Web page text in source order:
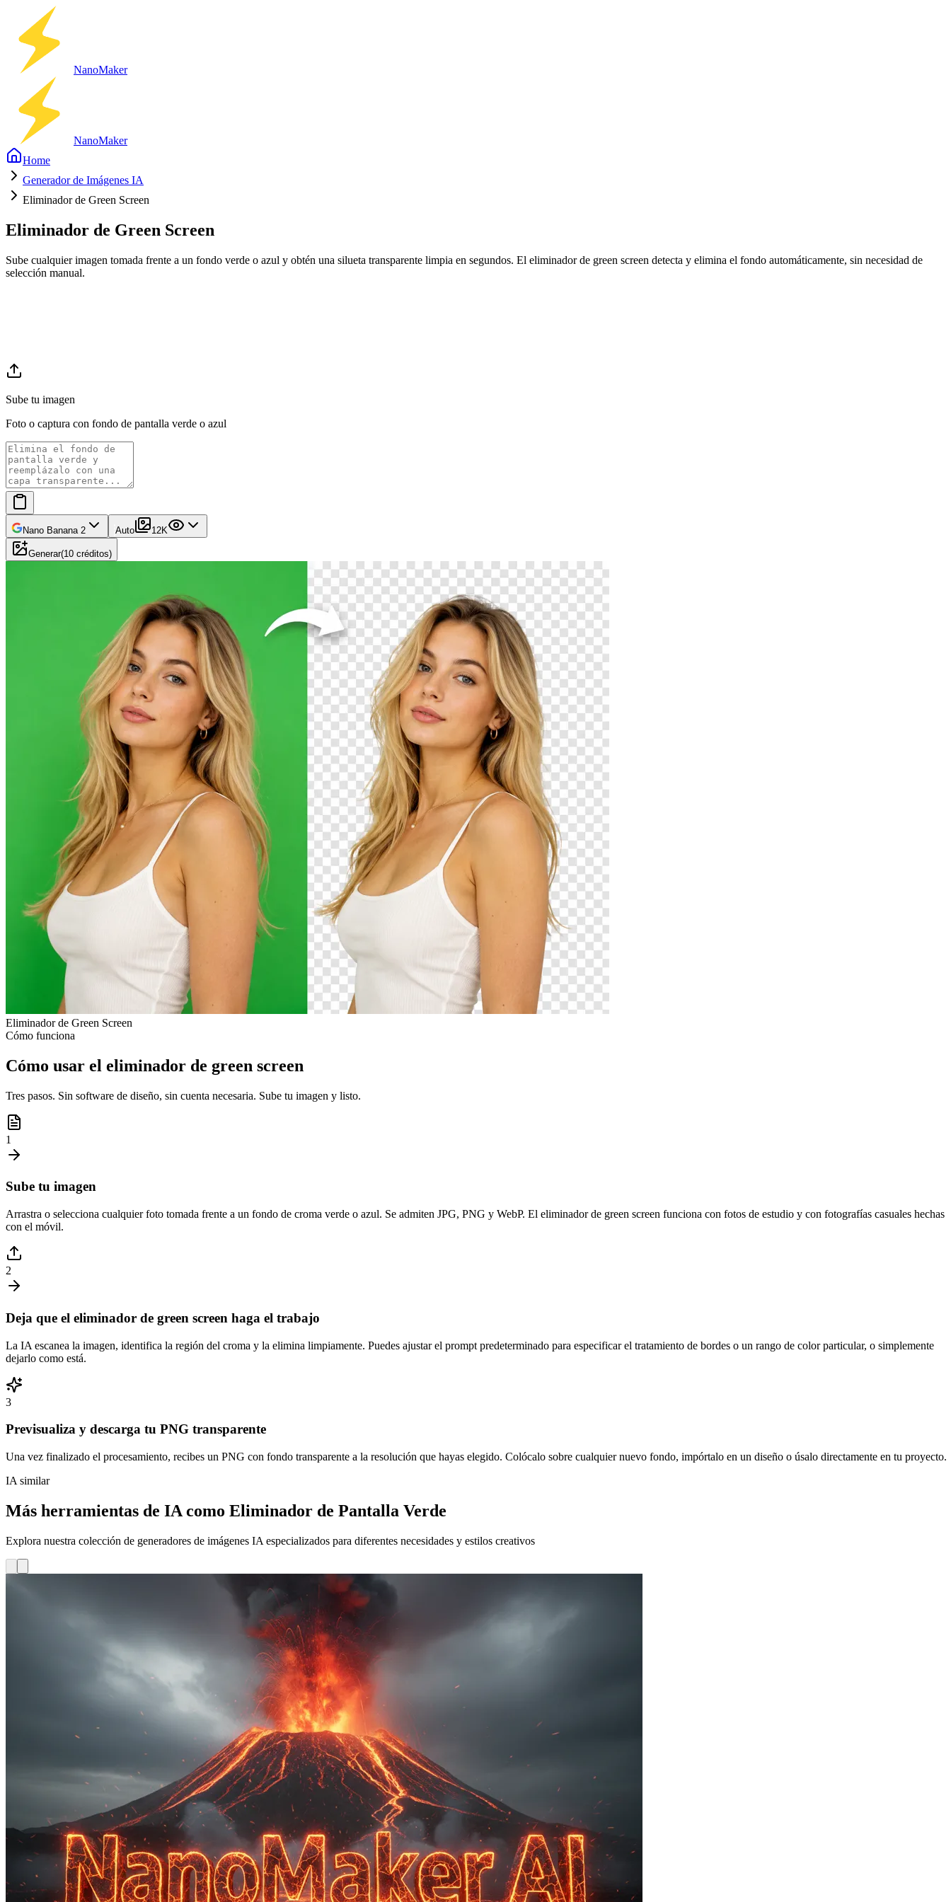
NanoMaker
NanoMaker
Home
Generador de Imágenes IA
Eliminador de Green Screen
Eliminador de Green Screen
Sube cualquier imagen tomada frente a un fondo verde o azul y obtén una silueta transparente limpia en segundos. El eliminador de green screen detecta y elimina el fondo automáticamente, sin necesidad de
selección manual.
Sube tu imagen
Foto o captura con fondo de pantalla verde o azul
Nano Banana 2 Auto 1 2K
Generar(10 créditos)
Eliminador de Green Screen
Cómo funciona
Cómo usar el eliminador de green screen
Tres pasos. Sin software de diseño, sin cuenta necesaria. Sube tu imagen y listo.
1
Sube tu imagen
Arrastra o selecciona cualquier foto tomada frente a un fondo de croma verde o azul. Se admiten JPG, PNG y WebP. El eliminador de green screen funciona con fotos de estudio y con fotografías casuales hechas
con el móvil.
2
Deja que el eliminador de green screen haga el trabajo
La IA escanea la imagen, identifica la región del croma y la elimina limpiamente. Puedes ajustar el prompt predeterminado para especificar el tratamiento de bordes o un rango de color particular, o simplemente
dejarlo como está.
3
Previsualiza y descarga tu PNG transparente
Una vez finalizado el procesamiento, recibes un PNG con fondo transparente a la resolución que hayas elegido. Colócalo sobre cualquier nuevo fondo, impórtalo en un diseño o úsalo directamente en tu proyecto.
IA similar
Más herramientas de IA como Eliminador de Pantalla Verde
Explora nuestra colección de generadores de imágenes IA especializados para diferentes necesidades y estilos creativos